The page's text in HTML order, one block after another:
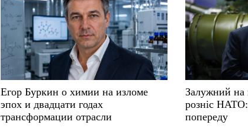
Егор Буркин о химии на изломе
эпох и двадцати годах
трансформации отрасли
Залужний на
розніс
попереду